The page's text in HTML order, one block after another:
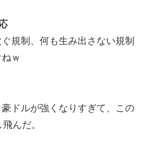
規制、何も生み出さない規制
ｗ
ドルが強くなりすぎて、この
んだ。